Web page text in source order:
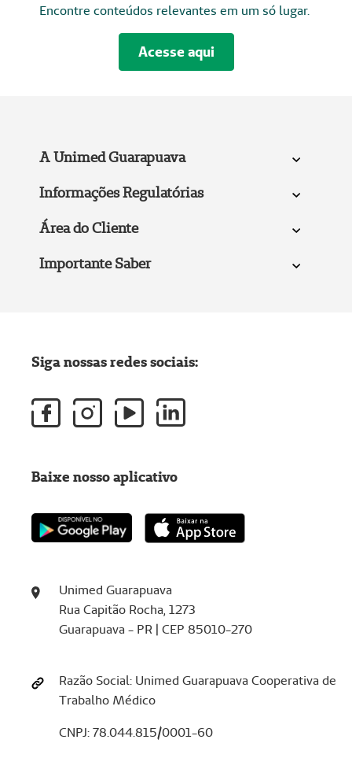
Encontre conteúdos relevantes em um só lugar.
Acesse aqui
A Unimed Guarapuava
Informações Regulatórias
Área do Cliente
Importante Saber
Unimed Guarapuava
Rua Capitão Rocha, 1273
Guarapuava - PR | CEP 85010-270
Razão Social: Unimed Guarapuava Cooperativa de
Trabalho Médico
CNPJ: 78.044.815/0001-60
Siga nossas redes sociais:
Baixe nosso aplicativo